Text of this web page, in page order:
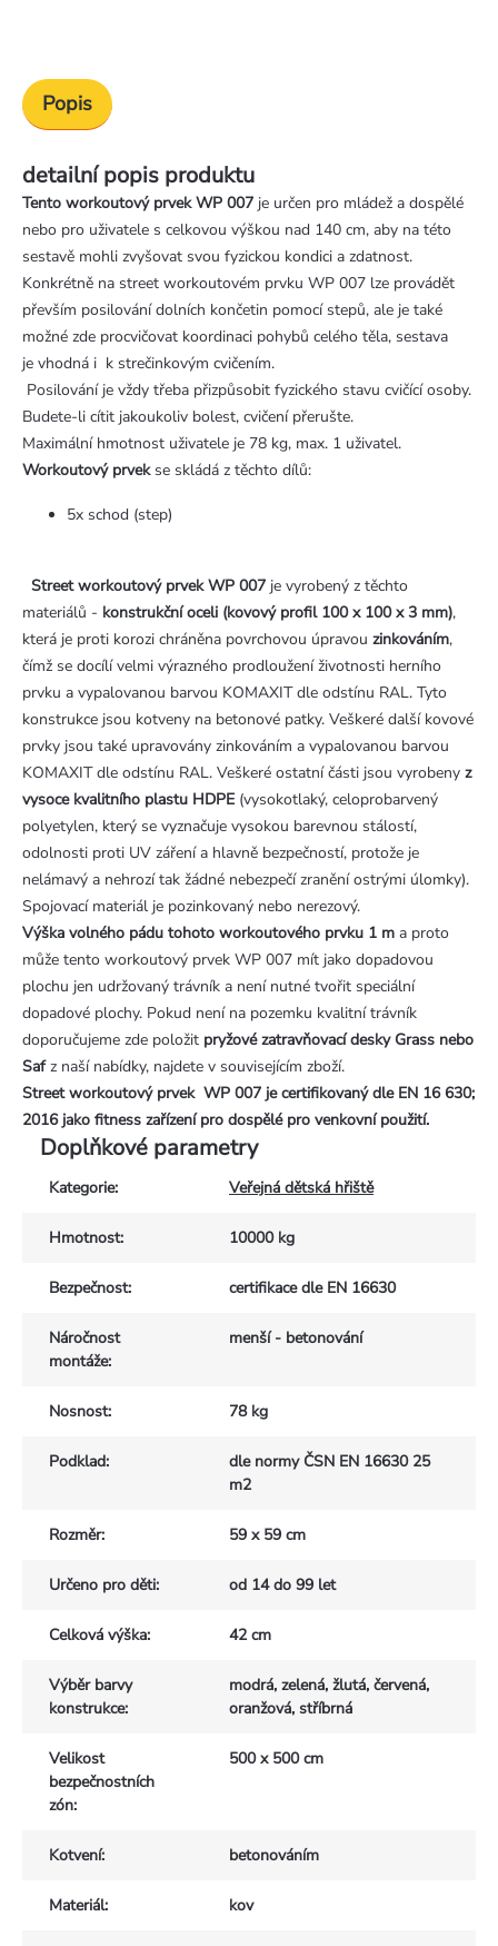
Popis
detailní popis produktu
Tento workoutový prvek WP 007 je určen pro mládež a dospělé
nebo pro uživatele s celkovou výškou nad 140 cm, aby na této
sestavě mohli zvyšovat svou fyzickou kondici a zdatnost.
Konkrétně na street workoutovém prvku WP 007 lze provádět
převším posilování dolních končetin pomocí stepů, ale je také
možné zde procvičovat koordinaci pohybů celého těla, sestava
je vhodná i k strečinkovým cvičením.
Posilování je vždy třeba přizpůsobit fyzického stavu cvičící osoby.
Budete-li cítit jakoukoliv bolest, cvičení přerušte.
Maximální hmotnost uživatele je 78 kg, max. 1 uživatel.
Workoutový prvekse skládá z těchto dílů:
5x schod (step)
Street workoutový prvek WP 007 je vyrobený z těchto
materiálů - konstrukční oceli (kovový profil 100 x 100 x 3 mm),
která je proti korozi chráněna povrchovou úpravou zinkováním,
čímž se docílí velmi výrazného prodloužení životnosti herního
prvku a vypalovanou barvou KOMAXIT dle odstínu RAL. Tyto
konstrukce jsou kotveny na betonové patky. Veškeré další kovové
prvky jsou také upravovány zinkováním a vypalovanou barvou
KOMAXIT dle odstínu RAL. Veškeré ostatní části jsou vyrobeny z
vysoce kvalitního plastu HDPE (vysokotlaký, celoprobarvený
polyetylen, který se vyznačuje vysokou barevnou stálostí,
odolnosti proti UV záření a hlavně bezpečností, protože je
nelámavý a nehrozí tak žádné nebezpečí zranění ostrými úlomky).
Spojovací materiál je pozinkovaný nebo nerezový.
Výška volného pádu tohoto workoutového prvku 1 m a proto
může tento workoutový prvek WP 007 mít jako dopadovou
plochu jen udržovaný trávník a není nutné tvořit speciální
dopadové plochy. Pokud není na pozemku kvalitní trávník
doporučujeme zde položit pryžové zatravňovací desky Grass nebo
Safz naší nabídky, najdete v souvisejícím zboží.
Street workoutový prvek WP 007 je certifikovaný dle EN 16 630;
2016 jako fitness zařízení pro dospělé pro venkovní použití.
Doplňkové parametry
Kategorie: Veřejná dětská hřiště
Hmotnost: 10000 kg
Bezpečnost: certifikace dle EN 16630
Náročnost
montáže:
menší - betonování
Nosnost: 78 kg
Podklad:
dle normy ČSN EN 16630 25
m2
Rozměr: 59 x 59 cm
Určeno pro děti: od 14 do 99 let
Celková výška: 42 cm
Výběr barvy
konstrukce:
modrá, zelená, žlutá, červená,
oranžová, stříbrná
Velikost
bezpečnostních
zón:
500 x 500 cm
Kotvení: betonováním
Materiál: kov